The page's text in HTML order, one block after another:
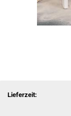
Lieferzeit: